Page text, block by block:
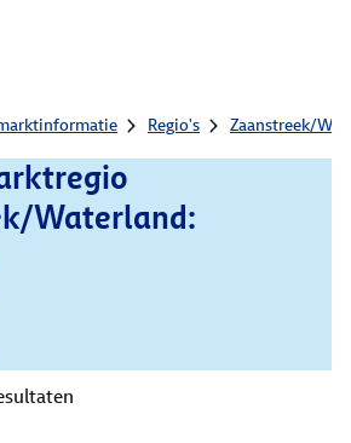
Regio's Zaanstreek/
Waterland: